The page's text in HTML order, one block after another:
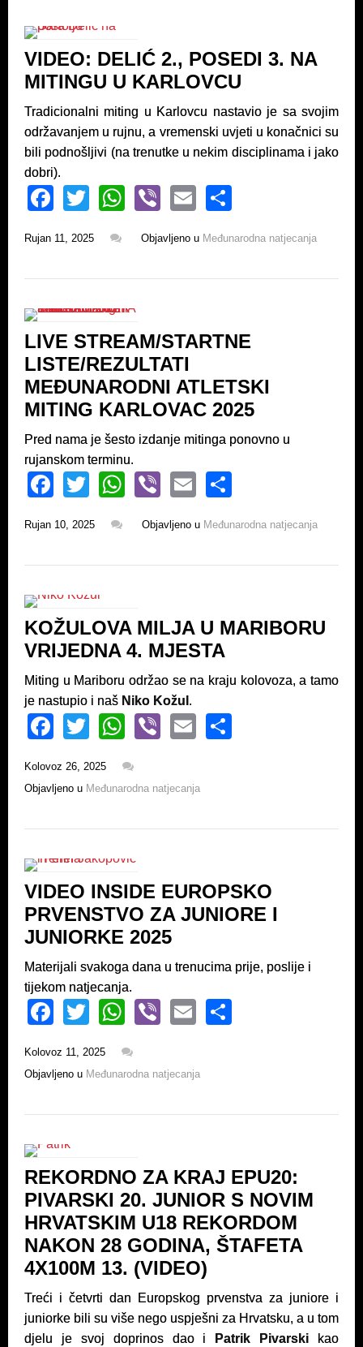
o
k
p
VIDEO: DELIĆ 2., POSEDI 3. NA
MITINGU U KARLOVCU
Tradicionalni miting u Karlovcu nastavio je sa svojim
održavanjem u rujnu, a vremenski uvjeti u konačnici su
bili podnošljivi (na trenutke u nekim disciplinama i jako
dobri).
F
c
e
o
k
T
tt
er
W
at
s
p
Vi
er
E
ail ar
e
Rujan 11, 2025 Objavljeno u Međunarodna natjecanja
LIVE STREAM/STARTNE
LISTE/REZULTATI
MEĐUNARODNI ATLETSKI
MITING KARLOVAC 2025
Pred nama je šesto izdanje mitinga ponovno u
rujanskom terminu.
F
c
e
o
o
k
T
tt
er
W
at
s
p
Vi
er
E
ail ar
e
Rujan 10, 2025 Objavljeno u Međunarodna natjecanja
KOŽULOVA MILJA U MARIBORU
VRIJEDNA 4. MJESTA
Miting u Mariboru održao se na kraju kolovoza, a tamo
je nastupio i naš Niko Kožul .
F
c
e
b
o
o
k
T
tt
er
W
at
s
A
p
p
Vi
er
E
Kolovoz 26, 2025
Objavljeno u Međunarodna natjecanja
VIDEO INSIDE EUROPSKO
PRVENSTVO ZA JUNIORE I
JUNIORKE 2025
Materijali svakoga dana u trenucima prije, poslije i
tijekom natjecanja.
F
c
e
b
o
o
k
T
tt
W
at
A
p
Vi
er
E
Kolovoz 11, 2025
Objavljeno u Međunarodna natjecanja
REKORDNO ZA KRAJ EPU20:
PIVARSKI 20. JUNIOR S NOVIM
HRVATSKIM U18 REKORDOM
NAKON 28 GODINA, ŠTAFETA
4X100M 13. (VIDEO)
Treći i četvrti dan Europskog prvenstva za juniore i
juniorke bili su više nego uspješni za Hrvatsku, a u tom
djelu je svoj doprinos dao i Patrik Pivarski kao